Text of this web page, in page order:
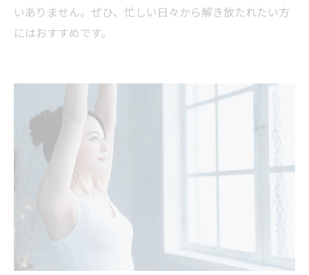
いありません。ぜひ、忙しい日々から解き放たれたい方
にはおすすめです。